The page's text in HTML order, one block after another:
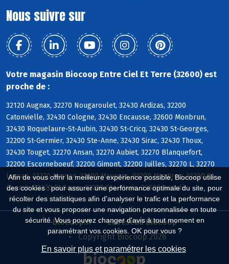
Afin de vous offrir la meilleure expérience possible, Biocoop utilise
des cookies : pour assurer une performance optimale du site, pour
récolter des statistiques afin d'analyser le trafic et la performance
du site et vous proposer une navigation personnalisée en toute
sécurité. Vous pouvez changer d'avis à tout moment en
paramétrant vos cookies. OK pour vous ?
En savoir plus et paramétrer les cookies
Nous suivre sur
Votre magasin Biocoop Entre Ciel Et Terre (32600) est
proche de :
32120 Augnax, 32270 Nougaroulet, 32430 Ardizas, 32200
Catonvielle, 32430 Cologne, 32430 Encausse, 32600 Monbrun,
32430 Roquelaure-St-Aubin, 32430 St-Cricq, 32430 St-Georges,
32200 St-Germier, 32430 Ste-Anne, 32430 Sirac, 32430 Thoux,
32430 Touget, 32270 Ansan, 32270 Aubiet, 32270 Blanquefort,
32200 Escorneboeuf, 32200 Gimont, 32200 Juilles, 32270 L, 32270
Lussan, 32270 Marsan, 32200 Maurens, 32200 Montiron, 32200 St-
Caprais, 32270 St-Sauvy, 32200 Ste-Marie, 32600 Auradé
Biocoop.fr
Le réseau Biocoop
Copyright Biocoop 2026